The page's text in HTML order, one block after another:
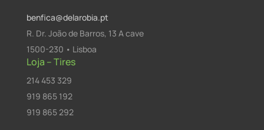
benfica@delarobia.pt
R. Dr. João de Barros, 13 A cave
1500-230 • Lisboa
Loja – Tires
214 453 329
919 865 192
919 865 292